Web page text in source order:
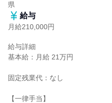
県
給与
月給210,000円
給与詳細
基本給：月給 21万円
固定残業代：なし
【一律手当】